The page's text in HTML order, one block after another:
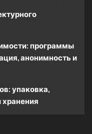
программы
анонимность и
упаковка,